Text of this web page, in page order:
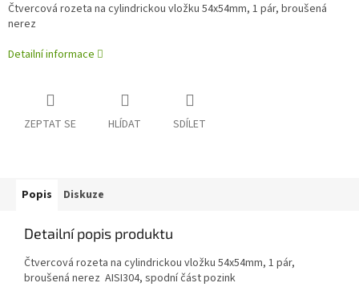
Čtvercová rozeta na cylindrickou vložku 54x54mm, 1 pár, broušená
nerez
Detailní informace
ZEPTAT SE HLÍDAT SDÍLET
Popis Diskuze
Detailní popis produktu
Čtvercová rozeta na cylindrickou vložku 54x54mm, 1 pár,
broušená nerez AISI304, spodní část pozink